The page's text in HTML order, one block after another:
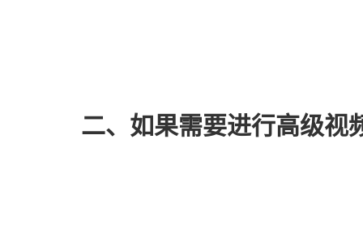
二、如果需要进行高级视